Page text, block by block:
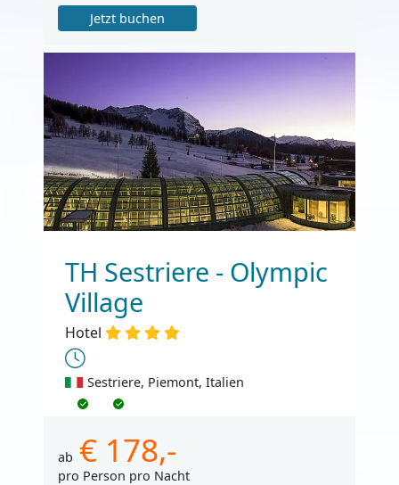
Jetzt buchen
TH Sestriere - Olympic
Village
Hotel
Sestriere, Piemont, Italien
ab € 178,-
pro Person pro Nacht